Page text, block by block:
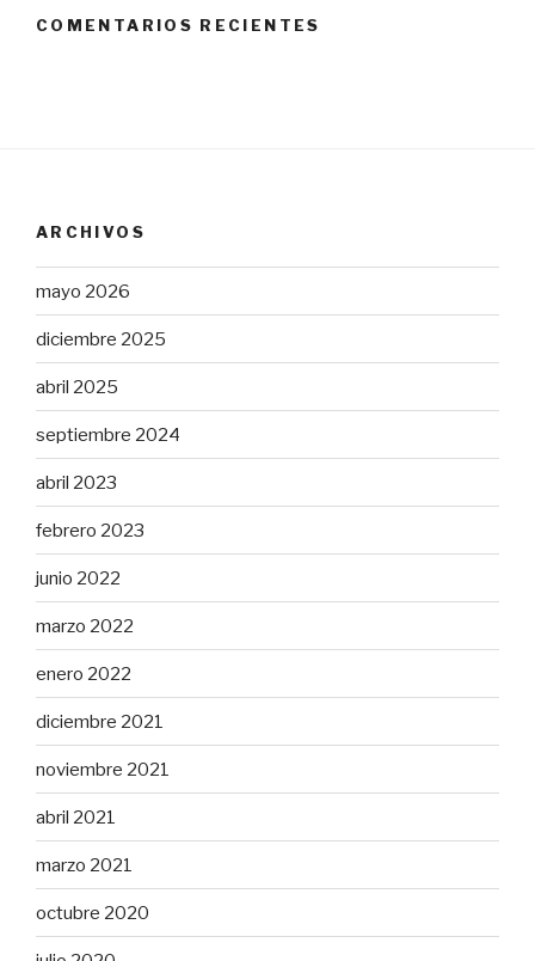
COMENTARIOS RECIENTES
ARCHIVOS
mayo 2026
diciembre 2025
abril 2025
septiembre 2024
abril 2023
febrero 2023
junio 2022
marzo 2022
enero 2022
diciembre 2021
noviembre 2021
abril 2021
marzo 2021
octubre 2020